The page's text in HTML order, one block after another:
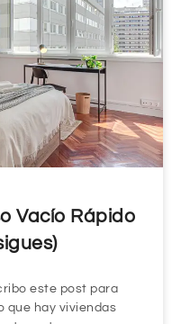
Vacío Rápido
este post para
que hay viviendas